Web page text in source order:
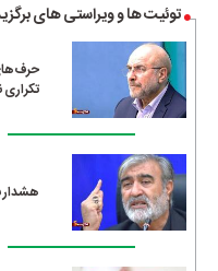
توئیت ها و ویراستی های
هشدار